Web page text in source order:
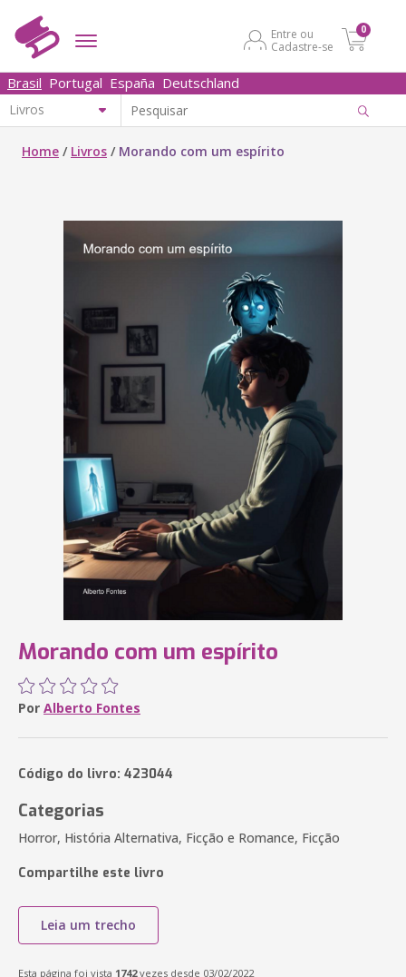
Entre ou
Cadastre-se
0
Brasil Portugal España Deutschland
Home / Livros / Morando com um espírito
Morando com um espírito
Por Alberto Fontes
Código do livro: 423044
Categorias
Horror, História Alternativa, Ficção e Romance, Ficção
Compartilhe este livro
Leia um trecho
Esta página foi vista 1742vezes desde 03/02/2022